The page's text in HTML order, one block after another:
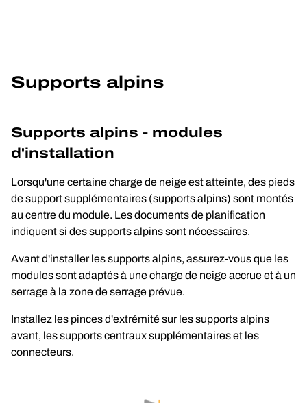
Supports alpins
Supports alpins - modules
d'installation
Lorsqu'une certaine charge de neige est atteinte, des pieds
de support supplémentaires (supports alpins) sont montés
au centre du module. Les documents de planification
indiquent si des supports alpins sont nécessaires.
Avant d'installer les supports alpins, assurez-vous que les
modules sont adaptés à une charge de neige accrue et à un
serrage à la zone de serrage prévue.
Installez les pinces d'extrémité sur les supports alpins
avant, les supports centraux supplémentaires et les
connecteurs.